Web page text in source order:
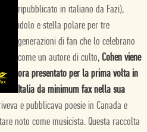
ripubblicato in italiano da Fazi),
idolo e stella polare per tre
generazioni di fan che lo celebrano
come un autore di culto, Cohen viene
ora presentato per la prima volta in
Italia da minimum fax nella sua
e pubblicava poesie in Canada e
noto come musicista. Questa raccolta